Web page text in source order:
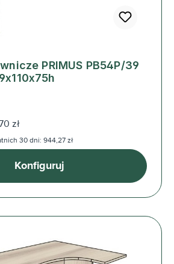
PRIMUS PB54P/39
zł
30 dni: 944,27 zł
Konfiguruj